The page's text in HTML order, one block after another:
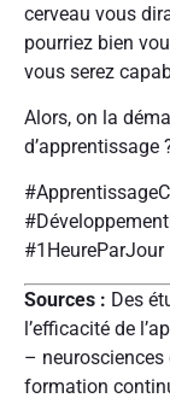
cerveau vous
pourriez bien
vous serez
Alors, on la
d’apprentissage
#1HeureParJour
Sources : Des
l’efficacité de
– neurosciences
formation